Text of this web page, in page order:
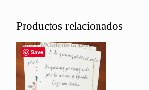
Productos relacionados
Save